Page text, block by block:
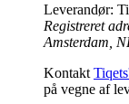
Leverandør:
Registreret
Amsterdam,
Kontakt
på vegne af